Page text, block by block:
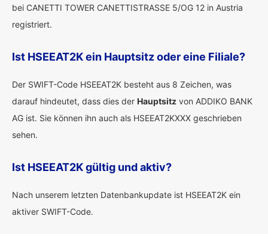
bei CANETTI TOWER CANETTISTRASSE 5/OG 12 in Austria
registriert.
Ist HSEEAT2K ein Hauptsitz oder eine Filiale?
Der SWIFT-Code HSEEAT2K besteht aus 8 Zeichen, was
darauf hindeutet, dass dies der Hauptsitz von ADDIKO BANK
AG ist. Sie können ihn auch als HSEEAT2KXXX geschrieben
sehen.
Ist HSEEAT2K gültig und aktiv?
Nach unserem letzten Datenbankupdate ist HSEEAT2K ein
aktiver SWIFT-Code.